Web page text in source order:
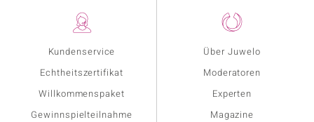
Kundenservice
Echtheitszertifikat
Willkommenspaket
Gewinnspielteilnahme
Über Juwelo
Moderatoren
Experten
Magazine